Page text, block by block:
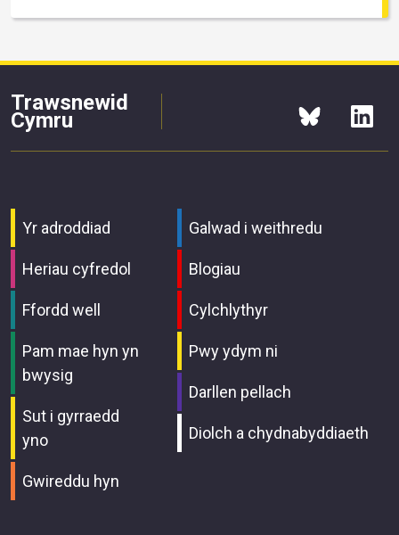
Trawsnewid
Cymru
Yr adroddiad
Heriau cyfredol
Ffordd well
Pam mae hyn yn
bwysig
Sut i gyrraedd
yno
Gwireddu hyn
Galwad i weithredu
Blogiau
Cylchlythyr
Pwy ydym ni
Darllen pellach
Diolch a chydnabyddiaeth